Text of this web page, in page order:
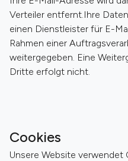
Verteiler entfernt.Ihre
einen Dienstleister für E-
Rahmen einer
weitergegeben. Eine
Dritte erfolgt nicht.
Cookies
Unsere Website verwendet